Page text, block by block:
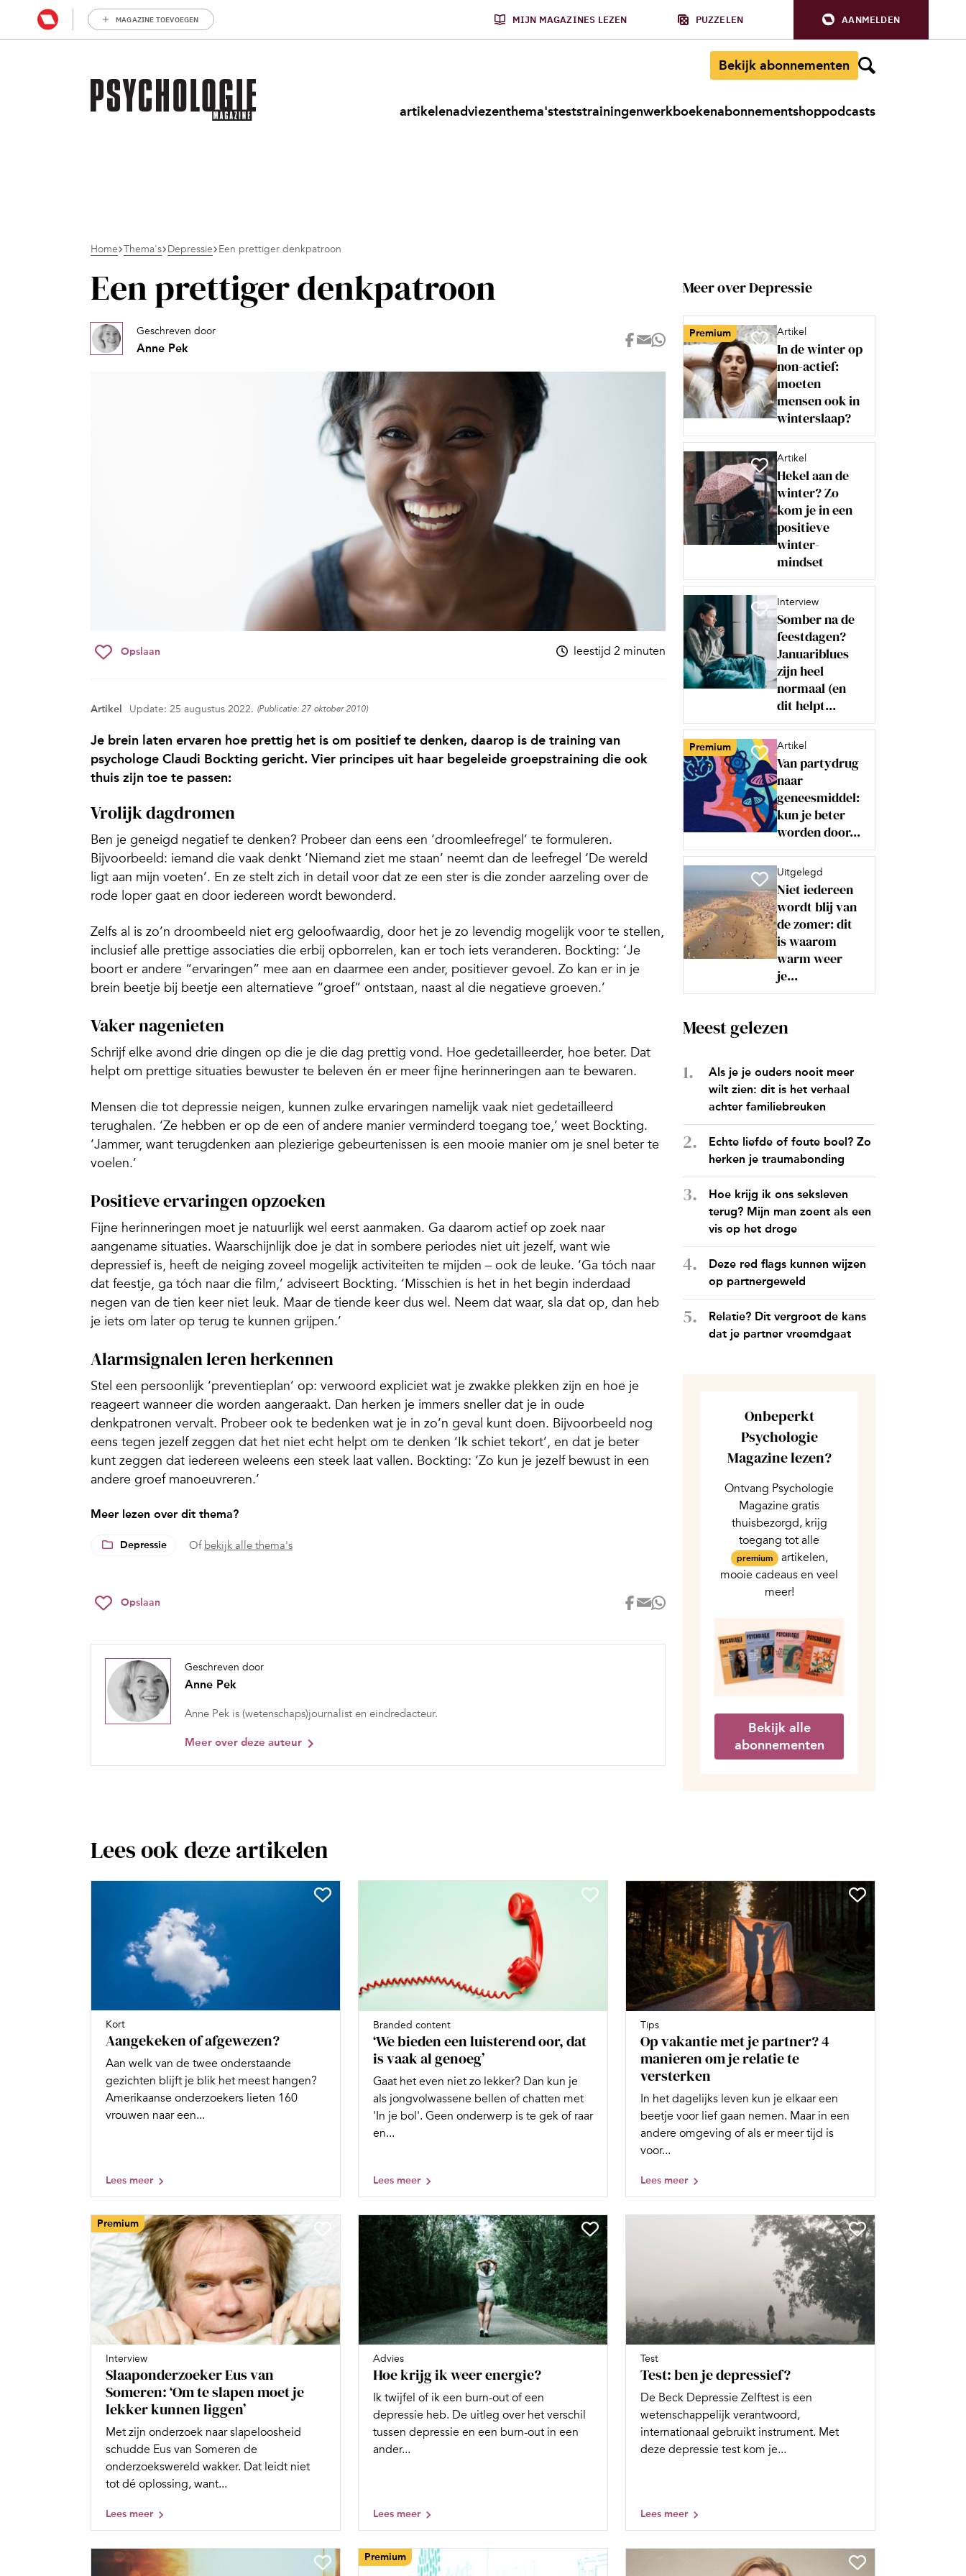
MAGAZINE TOEVOEGEN MIJN MAGAZINES LEZEN PUZZELEN AANMELDEN
Bekijk abonnementen
artikelenadviezenthema'steststrainingenwerkboekenabonnementshoppodcasts
Home Thema's Depressie Een prettiger denkpatroon
Een prettiger denkpatroon
Geschreven door
Anne Pek
Opslaan leestijd 2 minuten
Artikel Update: 25 augustus 2022. (Publicatie: 27 oktober 2010)
Je brein laten ervaren hoe prettig het is om positief te denken, daarop is de training van
psychologe Claudi Bockting gericht. Vier principes uit haar begeleide groepstraining die ook
thuis zijn toe te passen:
Vrolijk dagdromen
Ben je geneigd negatief te denken? Probeer dan eens een ‘droomleefregel’ te formuleren.
Bijvoorbeeld: iemand die vaak denkt ‘Niemand ziet me staan’ neemt dan de leefregel ‘De wereld
ligt aan mijn voeten’. En ze stelt zich in detail voor dat ze een ster is die zonder aarzeling over de
rode loper gaat en door iedereen wordt bewonderd.
Zelfs al is zo’n droombeeld niet erg geloofwaardig, door het je zo levendig mogelijk voor te stellen,
inclusief alle prettige associaties die erbij opborrelen, kan er toch iets veranderen. Bockting: ‘Je
boort er andere “ervaringen” mee aan en daarmee een ander, positiever gevoel. Zo kan er in je
brein beetje bij beetje een alternatieve “groef” ontstaan, naast al die negatieve groeven.’
Vaker nagenieten
Schrijf elke avond drie dingen op die je die dag prettig vond. Hoe gedetailleerder, hoe beter. Dat
helpt om prettige situaties bewuster te beleven én er meer fijne herinneringen aan te bewaren.
Mensen die tot depressie neigen, kunnen zulke ervaringen namelijk vaak niet gedetailleerd
terughalen. ‘Ze hebben er op de een of andere manier verminderd toegang toe,’ weet Bockting.
‘Jammer, want terugdenken aan plezierige gebeurtenissen is een mooie manier om je snel beter te
voelen.’
Positieve ervaringen opzoeken
Fijne herinneringen moet je natuurlijk wel eerst aanmaken. Ga daarom actief op zoek naar
aangename situaties. Waarschijnlijk doe je dat in sombere periodes niet uit jezelf, want wie
depressief is, heeft de neiging zoveel mogelijk activiteiten te mijden – ook de leuke. ‘Ga tóch naar
dat feestje, ga tóch naar die film,’ adviseert Bockting. ‘Misschien is het in het begin inderdaad
negen van de tien keer niet leuk. Maar de tiende keer dus wel. Neem dat waar, sla dat op, dan heb
je iets om later op terug te kunnen grijpen.’
Alarmsignalen leren herkennen
Stel een persoonlijk ‘preventieplan’ op: verwoord expliciet wat je zwakke plekken zijn en hoe je
reageert wanneer die worden aangeraakt. Dan herken je immers sneller dat je in oude
denkpatronen vervalt. Probeer ook te bedenken wat je in zo’n geval kunt doen. Bijvoorbeeld nog
eens tegen jezelf zeggen dat het niet echt helpt om te denken ‘Ik schiet tekort’, en dat je beter
kunt zeggen dat iedereen weleens een steek laat vallen. Bockting: ‘Zo kun je jezelf bewust in een
andere groef manoeuvreren.’
Meer lezen over dit thema?
Depressie Of bekijk alle thema's
Opslaan
Geschreven door
Anne Pek
Anne Pek is (wetenschaps)journalist en eindredacteur.
Meer over deze auteur
Meer over Depressie
Premium Artikel
In de winter op
non-actief:
moeten
mensen ook in
winterslaap?
Artikel
Hekel aan de
winter? Zo
kom je in een
positieve
winter-
mindset
Interview
Somber na de
feestdagen?
Januariblues
zijn heel
normaal (en
dit helpt...
Premium Artikel
Van partydrug
naar
geneesmiddel:
kun je beter
worden door...
Uitgelegd
Niet iedereen
wordt blij van
de zomer: dit
is waarom
warm weer
je...
Meest gelezen
Als je je ouders nooit meer
wilt zien: dit is het verhaal
achter familiebreuken
Echte liefde of foute boel? Zo
herken je traumabonding
Hoe krijg ik ons seksleven
terug? Mijn man zoent als een
vis op het droge
Deze red flags kunnen wijzen
op partnergeweld
Relatie? Dit vergroot de kans
dat je partner vreemdgaat
Onbeperkt
Psychologie
Magazine lezen?
Ontvang Psychologie
Magazine gratis
thuisbezorgd, krijg
toegang tot alle
premium artikelen,
mooie cadeaus en veel
meer!
Bekijk alle
abonnementen
Lees ook deze artikelen
Kort
Aangekeken of afgewezen?
Aan welk van de twee onderstaande
gezichten blijft je blik het meest hangen?
Amerikaanse onderzoekers lieten 160
vrouwen naar een...
Lees meer
Branded content
‘We bieden een luisterend oor, dat
is vaak al genoeg’
Gaat het even niet zo lekker? Dan kun je
als jongvolwassene bellen of chatten met
'In je bol'. Geen onderwerp is te gek of raar
en...
Lees meer
Tips
Op vakantie met je partner? 4
manieren om je relatie te
versterken
In het dagelijks leven kun je elkaar een
beetje voor lief gaan nemen. Maar in een
andere omgeving of als er meer tijd is
voor...
Lees meer
Premium
Interview
Slaaponderzoeker Eus van
Someren: ‘Om te slapen moet je
lekker kunnen liggen’
Met zijn onderzoek naar slapeloosheid
schudde Eus van Someren de
onderzoekswereld wakker. Dat leidt niet
tot dé oplossing, want...
Lees meer
Advies
Hoe krijg ik weer energie?
Ik twijfel of ik een burn-out of een
depressie heb. De uitleg over het verschil
tussen depressie en een burn-out in een
ander...
Lees meer
Test
Test: ben je depressief?
De Beck Depressie Zelftest is een
wetenschappelijk verantwoord,
internationaal gebruikt instrument. Met
deze depressie test kom je...
Lees meer
Premium